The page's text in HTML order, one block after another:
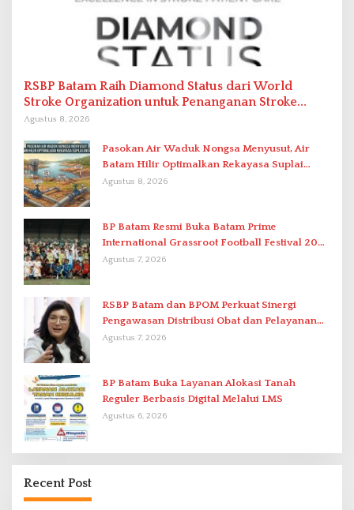
RSBP Batam Raih Diamond Status dari World
Stroke Organization untuk Penanganan Stroke
Berstandar Internasional
Agustus 8, 2026
Pasokan Air Waduk Nongsa Menyusut, Air
Batam Hilir Optimalkan Rekayasa Suplai
Antar-IPAM
Agustus 8, 2026
BP Batam Resmi Buka Batam Prime
International Grassroot Football Festival 2026
di Stadion Temenggung Abdul Jamal
Agustus 7, 2026
RSBP Batam dan BPOM Perkuat Sinergi
Pengawasan Distribusi Obat dan Pelayanan
Kefarmasian
Agustus 7, 2026
BP Batam Buka Layanan Alokasi Tanah
Reguler Berbasis Digital Melalui LMS
Agustus 6, 2026
Recent Post